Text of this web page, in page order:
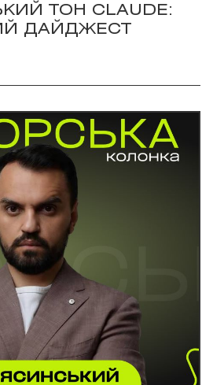
ТОН CLAUDE:
ДАЙДЖЕСТ